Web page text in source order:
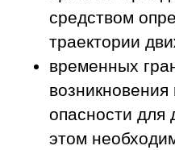
средством
траектории
временных
возникновения
опасности для
этом